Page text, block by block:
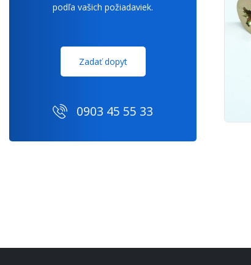
podľa vašich požiadaviek.
Zadať dopyt
0903 45 55 33